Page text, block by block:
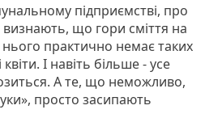
підприємстві, про
що гори сміття на
практично немає таких
І навіть більше - усе
А те, що неможливо,
просто засипають